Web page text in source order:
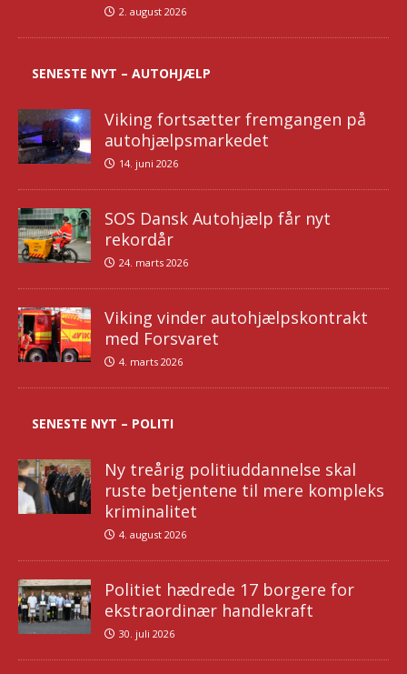
2. august 2026
SENESTE NYT – AUTOHJÆLP
Viking fortsætter fremgangen på
autohjælpsmarkedet
14. juni 2026
SOS Dansk Autohjælp får nyt
rekordår
24. marts 2026
Viking vinder autohjælpskontrakt
med Forsvaret
4. marts 2026
SENESTE NYT – POLITI
Ny treårig politiuddannelse skal
ruste betjentene til mere kompleks
kriminalitet
4. august 2026
Politiet hædrede 17 borgere for
ekstraordinær handlekraft
30. juli 2026